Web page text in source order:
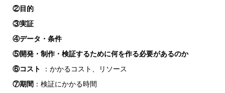
②目的
③実証
④データ・条件
⑤開発・制作・検証するために何を作る必要があるのか
⑥コスト
：かかるコスト、リソース
⑦期間 ：検証にかかる時間